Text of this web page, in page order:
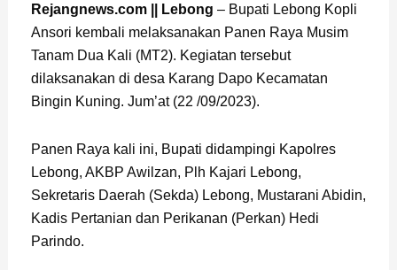
Rejangnews.com || Lebong – Bupati Lebong Kopli
Ansori kembali melaksanakan Panen Raya Musim
Tanam Dua Kali (MT2). Kegiatan tersebut
dilaksanakan di desa Karang Dapo Kecamatan
Bingin Kuning. Jum’at (22 /09/2023).
Panen Raya kali ini, Bupati didampingi Kapolres
Lebong, AKBP Awilzan, Plh Kajari Lebong,
Sekretaris Daerah (Sekda) Lebong, Mustarani Abidin,
Kadis Pertanian dan Perikanan (Perkan) Hedi
Parindo.
Page
, Page
, Page